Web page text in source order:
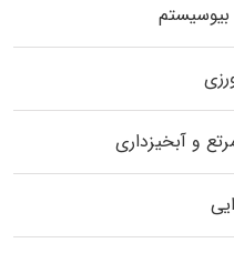
و آبخیزداری